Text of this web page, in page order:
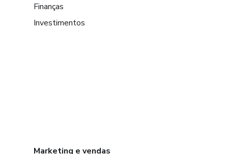
Finanças
Investimentos
Marketing e vendas